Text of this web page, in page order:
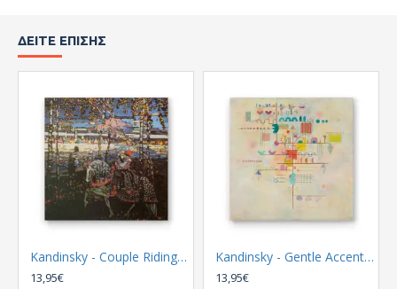
ΔΕΊΤΕ ΕΠΊΣΗΣ
Kandinsky - Couple Riding (Καμβάς)
13,95€
Kandinsky - Gentle Accent (Καμβάς)
13,95€